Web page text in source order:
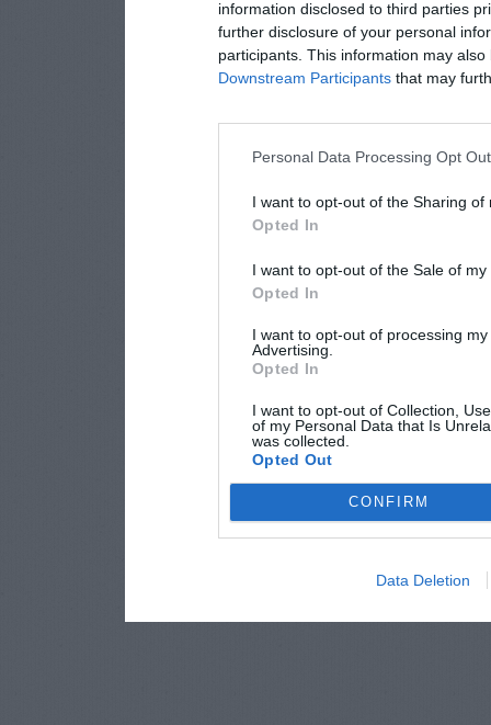
information disclosed to third parties
further disclosure of your personal
participants. This information may
Downstream Participants that may
Personal Data Processing Opt
I want to opt-out of the Sharing of
Opted In
I want to opt-out of the Sale of
Opted In
I want to opt-out of processing
Advertising.
Opted In
I want to opt-out of Collection,
of my Personal Data that Is
was collected.
Opted Out
CONFIRM
Data Deletion